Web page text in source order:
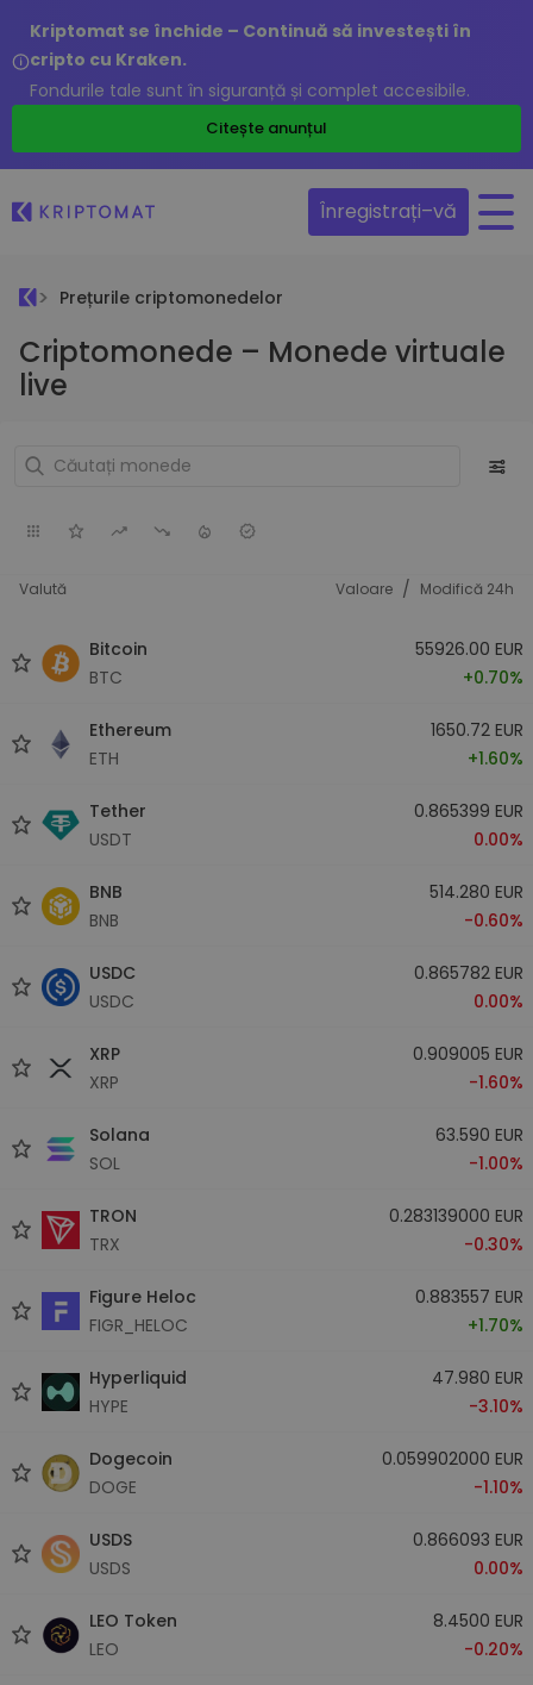
Kriptomat se închide – Continuă să investești în
cripto cu Kraken.
Fondurile tale sunt în siguranță și complet accesibile.
Citește anunțul
Înregistrați–vă
Prețurile criptomonedelor
Criptomonede – Monede virtuale
live
Valută Valoare / Modifică 24h
Bitcoin
BTC
55926.00 EUR
+0.70%
Ethereum
ETH
1650.72 EUR
+1.60%
Tether
USDT
0.865399 EUR
0.00%
BNB
BNB
514.280 EUR
-0.60%
USDC
USDC
0.865782 EUR
0.00%
XRP
XRP
0.909005 EUR
-1.60%
Solana
SOL
63.590 EUR
-1.00%
TRON
TRX
0.283139000 EUR
-0.30%
Figure Heloc
FIGR_HELOC
0.883557 EUR
+1.70%
Hyperliquid
HYPE
47.980 EUR
-3.10%
Dogecoin
DOGE
0.059902000 EUR
-1.10%
USDS
USDS
0.866093 EUR
0.00%
LEO Token
LEO
8.4500 EUR
-0.20%